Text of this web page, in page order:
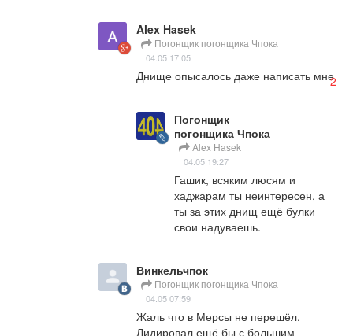
Alex Hasek
Погонщик погонщика Чпока
04.05 17:05
Днище опысалось даже написать мне.
-2
Погонщик
погонщика Чпока
Alex Hasek
04.05 19:27
Гашик, всяким люсям и
хаджарам ты неинтересен, а
ты за этих днищ ещё булки
свои надуваешь.
Винкельчпок
Погонщик погонщика Чпока
04.05 07:59
Жаль что в Мерсы не перешёл.
Лидировал ещё бы с большим